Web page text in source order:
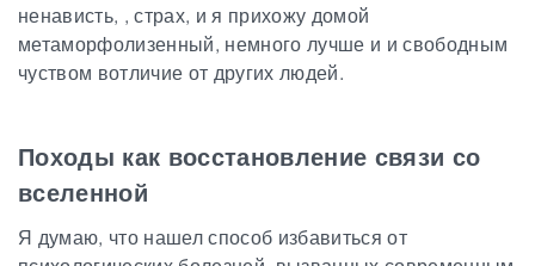
ненависть, , страх, и я прихожу домой
метаморфолизенный, немного лучше и и свободным
чуством вотличие от других людей.
Походы как восстановление связи со
вселенной
Я думаю, что нашел способ избавиться от